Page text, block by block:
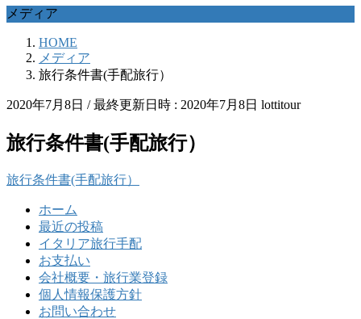
ッ
プ
移
動
メディア
HOME
メディア
旅行条件書(手配旅行）
2020年7月8日 / 最終更新日時 : 2020年7月8日 lottitour
旅行条件書(手配旅行）
旅行条件書(手配旅行）
ホーム
最近の投稿
イタリア旅行手配
お支払い
会社概要・旅行業登録
個人情報保護方針
お問い合わせ